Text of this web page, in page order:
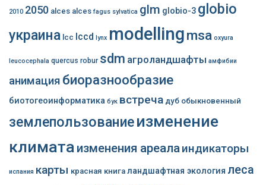
2010 2050 alces alces fagus sylvatica glm globio-3 globio
украина lcc lccd lynx modellingmsa oxyura
leucocephala quercus robur sdm агроландшафты амфибии
анимация биоразнообразие
биотогеоинформатика бук встреча дуб обыкновенный
землепользованиеизменение
климата изменения ареалаиндикаторы
испания карты красная книга ландшафтная экология леса